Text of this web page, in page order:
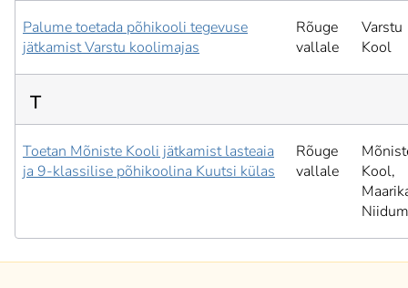
Palume toetada põhikooli tegevuse
jätkamist Varstu koolimajas
Rõuge
vallale
Varstu
Kool
T
Toetan Mõniste Kooli jätkamist lasteaia
ja 9-klassilise põhikoolina Kuutsi külas
Rõuge
vallale
Kool,